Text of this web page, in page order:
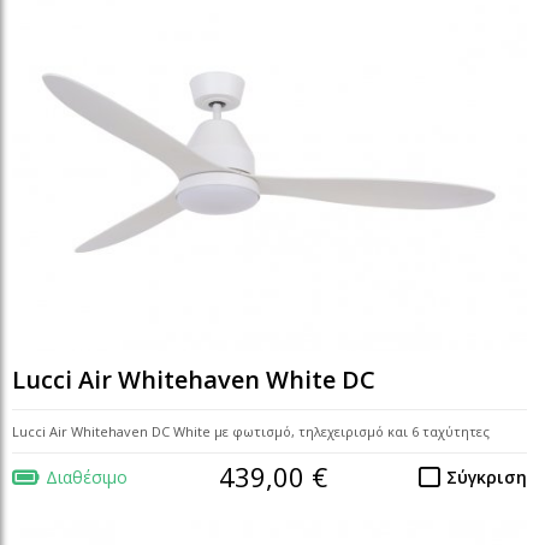
Lucci Air Whitehaven White DC
Lucci Air Whitehaven DC White με φωτισμό, τηλεχειρισμό και 6 ταχύτητες
Διαθέσιμο Σύγκριση
439,00 €